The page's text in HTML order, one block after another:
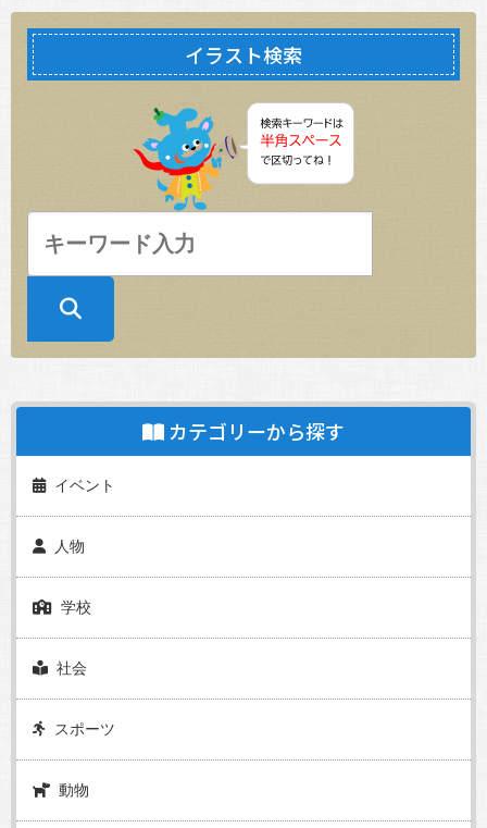
イラスト検索
カテゴリーから探す
イベント
人物
学校
社会
スポーツ
動物